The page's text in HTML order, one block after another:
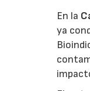
En la
ya